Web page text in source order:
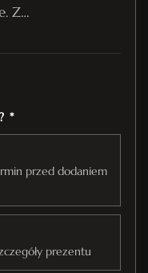
Z…
*
przed dodaniem
prezentu